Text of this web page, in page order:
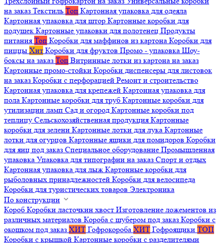
на заказ Текстиль Топ Картонная упаковка для одеяла
Картонная упаковка для штор Картонные коробки для
подушек Картонные упаковки для полотенец Продукты
питания Топ Коробки для маффинов из картона Коробки для
пиццы Хит Коробки для фруктов Промо - упаковка Шоу-
боксы на заказ Топ Витринные лотки из картона на заказ
Картонные промо-стойки Коробки диспенсеры для листовок
на заказ Коробки с перфорацией Ремонт и строительство
Картонная упаковка для крепежей Картонная упаковка для
пола Картонные коробки для труб Картонные коробки для
утилизации ламп Сад и огород Картонные коробки под
теплицу Сельскохозяйственная продукция Картонные
коробки для зелени Картонные лотки для лука Картонные
лотки для огурцов Картонные ящики для помидоров Коробки
для яиц под заказ Специальное оборудование Промышленная
упаковка Упаковка для типографии на заказ Спорт и отдых
Картонная упаковка для лыж Картонные коробки для
рыболовных принадлежностей Коробки для велосипеда
Коробки для туристических товаров Электроника
По конструкции
Короб Коробки ласточкин хвост Изготовление ложементов из
различных материалов Короба с шубером под заказ Коробки с
окошком под заказ ХИТ Гофрокороба ХИТ Гофроящики ТОП
Коробки с крышкой Картонные коробки с разделителями